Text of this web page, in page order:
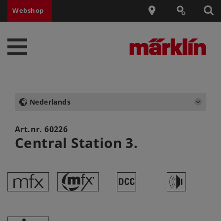
Webshop
Nederlands
Art.nr.60226
Central Station 3.
e # § h